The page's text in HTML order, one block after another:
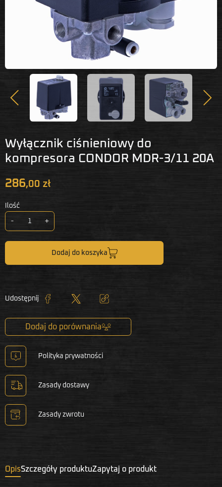
Poprzedni
Wyłącznik ciśnieniowy do
kompresora CONDOR MDR-3/11 20A
286,00 zł
Ilość
- +
Dodaj do koszyka
Udostępnij
Dodaj do porównania
Polityka prywatności
Zasady dostawy
Zasady zwrotu
OpisSzczegóły produktuZapytaj o produkt